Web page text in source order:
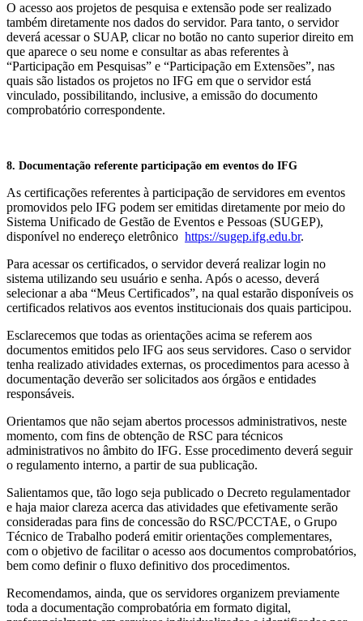
O acesso aos projetos de pesquisa e extensão pode ser realizado
também diretamente nos dados do servidor. Para tanto, o servidor
deverá acessar o SUAP, clicar no botão no canto superior direito em
que aparece o seu nome e consultar as abas referentes à
“Participação em Pesquisas” e “Participação em Extensões”, nas
quais são listados os projetos no IFG em que o servidor está
vinculado, possibilitando, inclusive, a emissão do documento
comprobatório correspondente.
8. Documentação referente participação em eventos do IFG
As certificações referentes à participação de servidores em eventos
promovidos pelo IFG podem ser emitidas diretamente por meio do
Sistema Unificado de Gestão de Eventos e Pessoas (SUGEP),
disponível no endereço eletrônico https://sugep.ifg.edu.br.
Para acessar os certificados, o servidor deverá realizar login no
sistema utilizando seu usuário e senha. Após o acesso, deverá
selecionar a aba “Meus Certificados”, na qual estarão disponíveis os
certificados relativos aos eventos institucionais dos quais participou.
Esclarecemos que todas as orientações acima se referem aos
documentos emitidos pelo IFG aos seus servidores. Caso o servidor
tenha realizado atividades externas, os procedimentos para acesso à
documentação deverão ser solicitados aos órgãos e entidades
responsáveis.
Orientamos que não sejam abertos processos administrativos, neste
momento, com fins de obtenção de RSC para técnicos
administrativos no âmbito do IFG. Esse procedimento deverá seguir
o regulamento interno, a partir de sua publicação.
Salientamos que, tão logo seja publicado o Decreto regulamentador
e haja maior clareza acerca das atividades que efetivamente serão
consideradas para fins de concessão do RSC/PCCTAE, o Grupo
Técnico de Trabalho poderá emitir orientações complementares,
com o objetivo de facilitar o acesso aos documentos comprobatórios,
bem como definir o fluxo definitivo dos procedimentos.
Recomendamos, ainda, que os servidores organizem previamente
toda a documentação comprobatória em formato digital,